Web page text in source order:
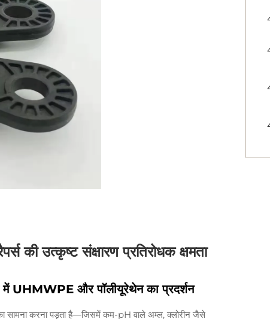
की उत्कृष्ट संक्षारण प्रतिरोधक क्षमता
UHMWPE और पॉलीयूरेथेन का प्रदर्शन
सामना करना पड़ता है—जिसमें कम-pH वाले अम्ल, क्लोरीन जैसे